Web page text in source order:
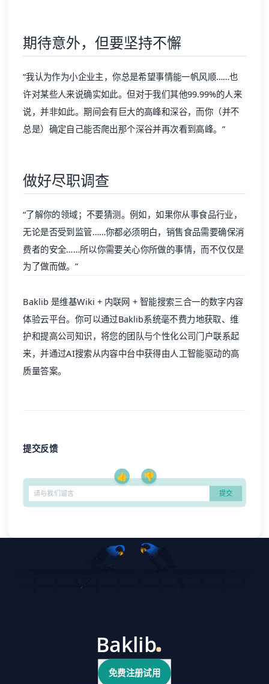
期待意外，但要坚持不懈
“我认为作为小企业主，你总是希望事情能一帆风顺……也
许对某些人来说确实如此。但对于我们其他99.99%的人来
说，并非如此。期间会有巨大的高峰和深谷，而你（并不
总是）确定自己能否爬出那个深谷并再次看到高峰。”
做好尽职调查
“了解你的领域；不要猜测。例如，如果你从事食品行业，
无论是否受到监管……你都必须明白，销售食品需要确保消
费者的安全……所以你需要关心你所做的事情，而不仅仅是
为了做而做。”
Baklib 是维基Wiki + 内联网 + 智能搜索三合一的数字内容
体验云平台。你可以通过Baklib系统毫不费力地获取、维
护和提高公司知识，将您的团队与个性化公司门户联系起
来，并通过AI搜索从内容中台中获得由人工智能驱动的高
质量答案。
提交反馈
👍 👎
免费注册试用